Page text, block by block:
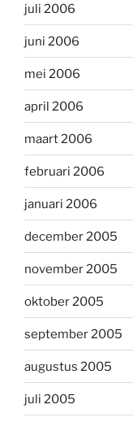
juli 2006
juni 2006
mei 2006
april 2006
maart 2006
februari 2006
januari 2006
december 2005
november 2005
oktober 2005
september 2005
augustus 2005
juli 2005